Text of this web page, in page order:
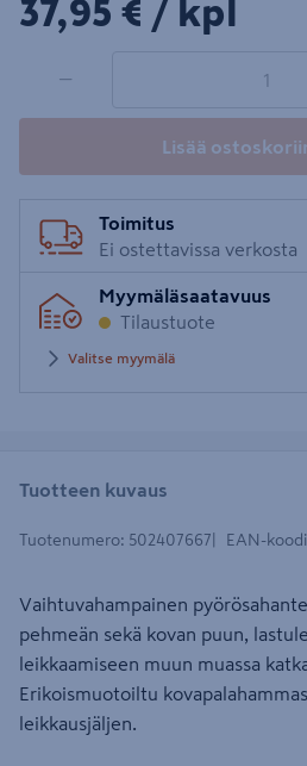
37,95€/kpl
37,95 € / kpl
−
Lisää
Toimitus
Ei ostettavissa verkosta
Myymäläsaatavuus
Tilaustuote
Valitse myymälä
Tuotteen kuvaus
Tuotenumero: 502407667 EAN-koodi
Vaihtuvahampainen
pehmeän sekä kovan puun,
leikkaamiseen muun muassa
Erikoismuotoiltu
leikkausjäljen.